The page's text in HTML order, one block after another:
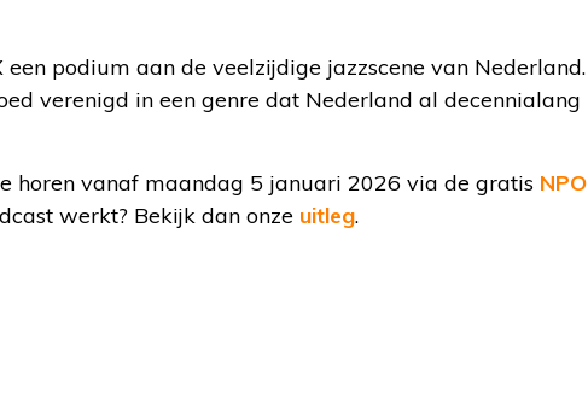
podium aan de veelzijdige jazzscene van Nederland.
verenigd in een genre dat Nederland al decennialang
horen vanaf maandag 5 januari 2026 via de gratis NPO
werkt? Bekijk dan onze uitleg.